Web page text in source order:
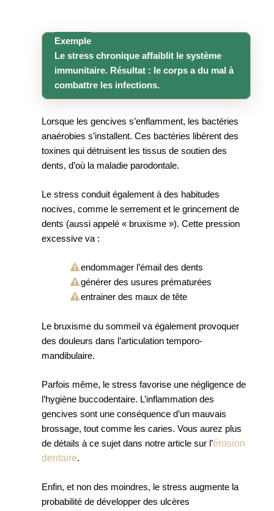
Exemple
Le stress chronique affaiblit le système
immunitaire. Résultat : le corps a du mal à
combattre les infections.
Lorsque les gencives s’enflamment, les bactéries
anaérobies s’installent. Ces bactéries libèrent des
toxines qui détruisent les tissus de soutien des
dents, d’où la maladie parodontale.
Le stress conduit également à des habitudes
nocives, comme le serrement et le grincement de
dents (aussi appelé « bruxisme »). Cette pression
excessive va :
endommager l’émail des dents
générer des usures prématurées
entrainer des maux de tête
Le bruxisme du sommeil va également provoquer
des douleurs dans l’articulation temporo-
mandibulaire.
Parfois même, le stress favorise une négligence de
l’hygiène buccodentaire. L’inflammation des
gencives sont une conséquence d’un mauvais
brossage, tout comme les caries. Vous aurez plus
de détails à ce sujet dans notre article sur l’érosion
dentaire.
Enfin, et non des moindres, le stress augmente la
probabilité de développer des ulcères